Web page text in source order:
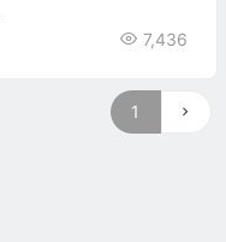
7,436